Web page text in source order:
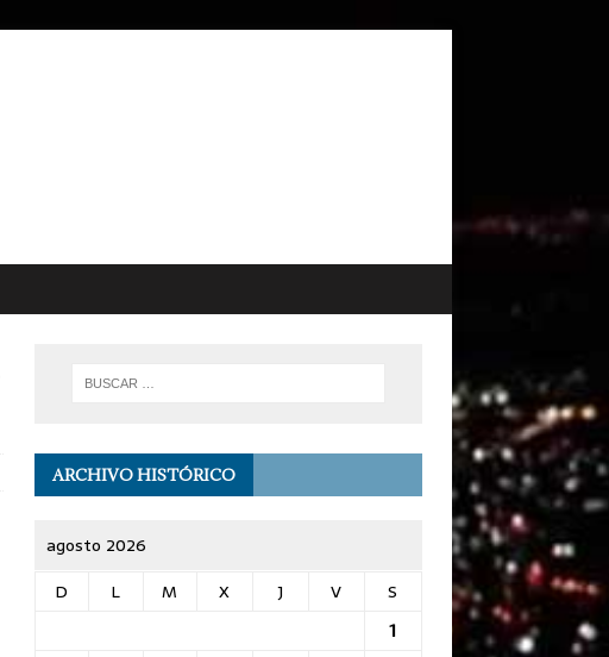
ARCHIVO HISTÓRICO
agosto 2026
D
L M X J V
S
1